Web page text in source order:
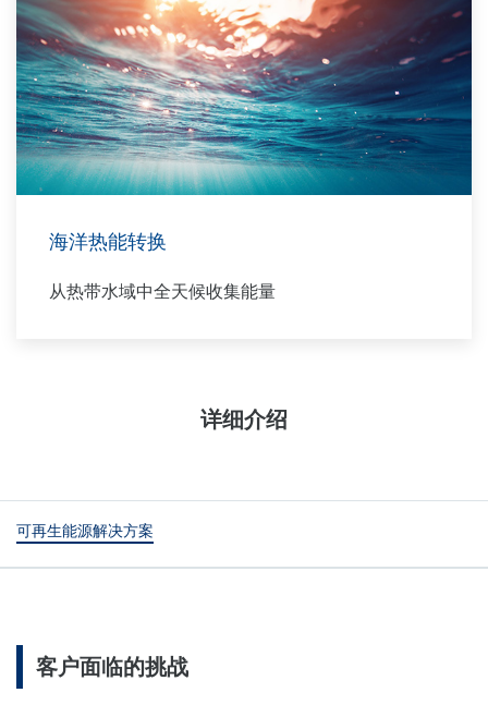
海洋热能转换
从热带水域中全天候收集能量
详细介绍
可再生能源解决方案
客户面临的挑战